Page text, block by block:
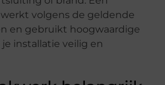
volgens de geldende
en gebruikt hoogwaardige
installatie veilig en